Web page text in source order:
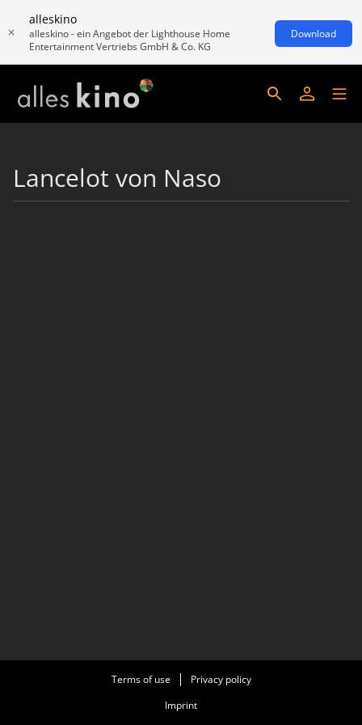
alleskino
alleskino - ein Angebot der Lighthouse Home
Entertainment Vertriebs GmbH & Co. KG
Download
Lancelot von Naso
Terms of use
Privacy policy
Imprint